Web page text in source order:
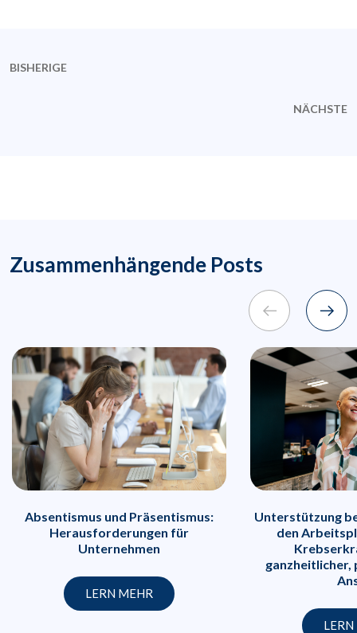
BISHERIGE
NÄCHSTE
Zusammenhängende Posts
Absentismus und Präsentismus:
Herausforderungen für
Unternehmen
LERN MEHR
Unterstützung
den